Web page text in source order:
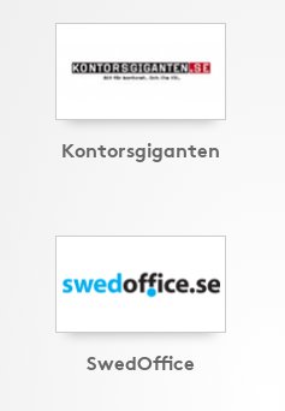
Kontorsgiganten
SwedOffice